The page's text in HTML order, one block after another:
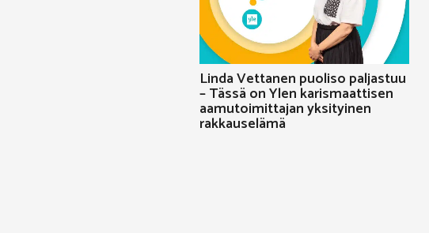
Linda Vettanen puoliso paljastuu
– Tässä on Ylen karismaattisen
aamutoimittajan yksityinen
rakkauselämä